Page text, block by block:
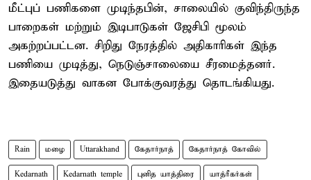
மீட்புப் பணிகளை முடிந்தபின், சாலையில் குவிந்திருந்த
பாறைகள் மற்றும் இடிபாடுகள் ஜேசிபி மூலம்
அகற்றப்பட்டன. சிறிது நேரத்தில் அதிகாரிகள் இந்த
பணியை முடித்து, நெடுஞ்சாலையை சீரமைத்தனர்.
இதையடுத்து வாகன போக்குவரத்து தொடங்கியது.
Rain மழை Uttarakhand கேதார்நாத் கேதார்நாத் கோவில்
Kedarnath Kedarnath temple புனித யாத்திரை யாத்ரீகர்கள்